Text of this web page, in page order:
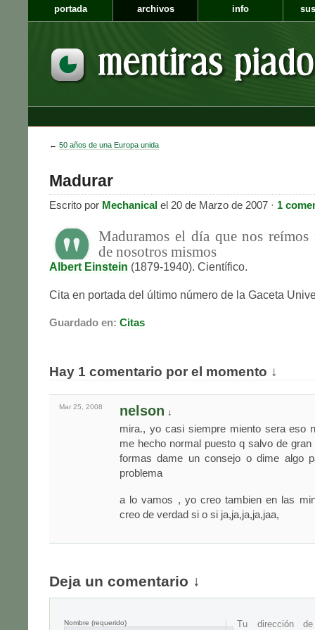
portada archivos info
← 50 años de una Europa unida
Madurar
Escrito por Mechanical el 20 de Marzo de 2007 · 1
Maduramos el día que nos reímos
de nosotros mismos
Albert Einstein (1879-1940). Científico.
Cita en portada del último número de la Gaceta
Guardado en: Citas
Hay 1 comentario por el momento ↓
Mar 25, 2008 nelson ↓
mira., yo casi siempre miento sera eso
me hecho normal puesto q salvo de
formas dame un consejo o dime algo
problema
a lo vamos , yo creo tambien en las
creo de verdad si o si ja,ja,ja,ja,jaa,
Deja un comentario ↓
Nombre (requerido)
Tu dirección